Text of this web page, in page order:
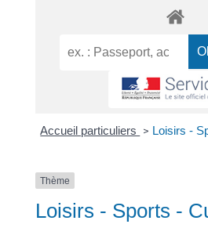
Accueil particuliers > Loisirs -
Thème
Loisirs - Sports -